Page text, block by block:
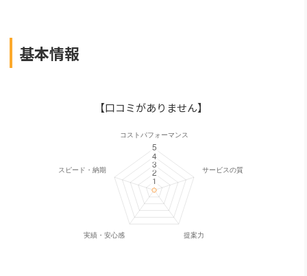
基本情報
【口コミがありません】